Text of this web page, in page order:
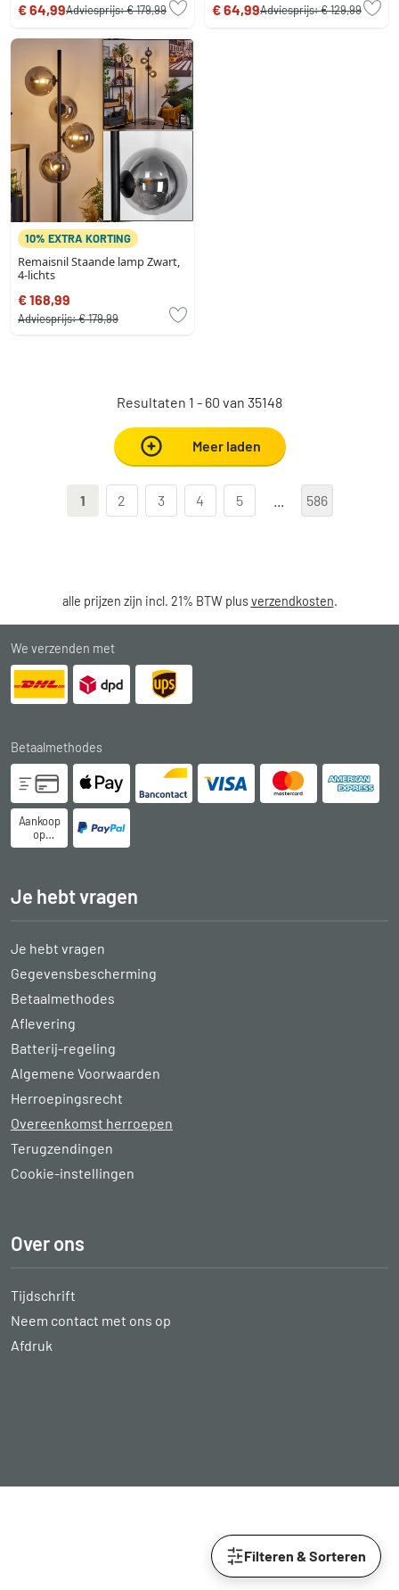
Filteren & Sorteren
€ 64,99Adviesprijs:€ 179,99 € 64,99Adviesprijs:€ 129,99
10% EXTRA KORTING
Remaisnil Staande lamp Zwart,
4-lichts
€ 168,99
Adviesprijs:€ 179,99
Resultaten 1 - 60 van 35148
Meer laden
1 2 3 4 5 586
alle prijzen zijn incl. 21% BTW plusverzendkosten.
We verzenden met
Betaalmethodes
Aankoop
op
rekening
Je hebt vragen
Je hebt vragen
Gegevensbescherming
Betaalmethodes
Aflevering
Batterij-regeling
Algemene Voorwaarden
Herroepingsrecht
Overeenkomst herroepen
Terugzendingen
Cookie-instellingen
Over ons
Tijdschrift
Neem contact met ons op
Afdruk